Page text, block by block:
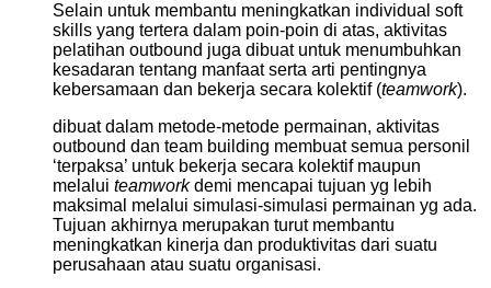
Selain untuk membantu meningkatkan individual soft
skills yang tertera dalam poin-poin di atas, aktivitas
pelatihan outbound juga dibuat untuk menumbuhkan
kesadaran tentang manfaat serta arti pentingnya
kebersamaan dan bekerja secara kolektif (teamwork).
dibuat dalam metode-metode permainan, aktivitas
outbound dan team building membuat semua personil
‘terpaksa’ untuk bekerja secara kolektif maupun
melalui teamworkdemi mencapai tujuan yg lebih
maksimal melalui simulasi-simulasi permainan yg ada.
Tujuan akhirnya merupakan turut membantu
meningkatkan kinerja dan produktivitas dari suatu
perusahaan atau suatu organisasi.